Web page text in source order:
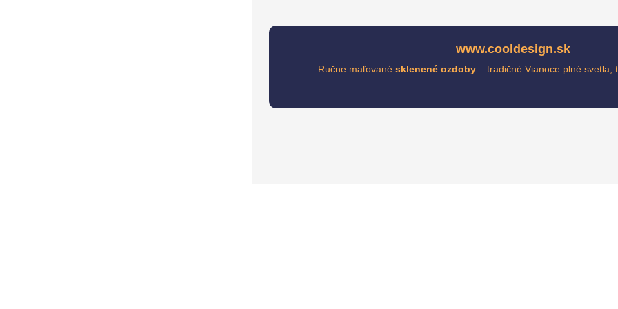
www.cooldesign.sk
Ručne maľované sklenené ozdoby – tradičné Vianoce plné svetla,